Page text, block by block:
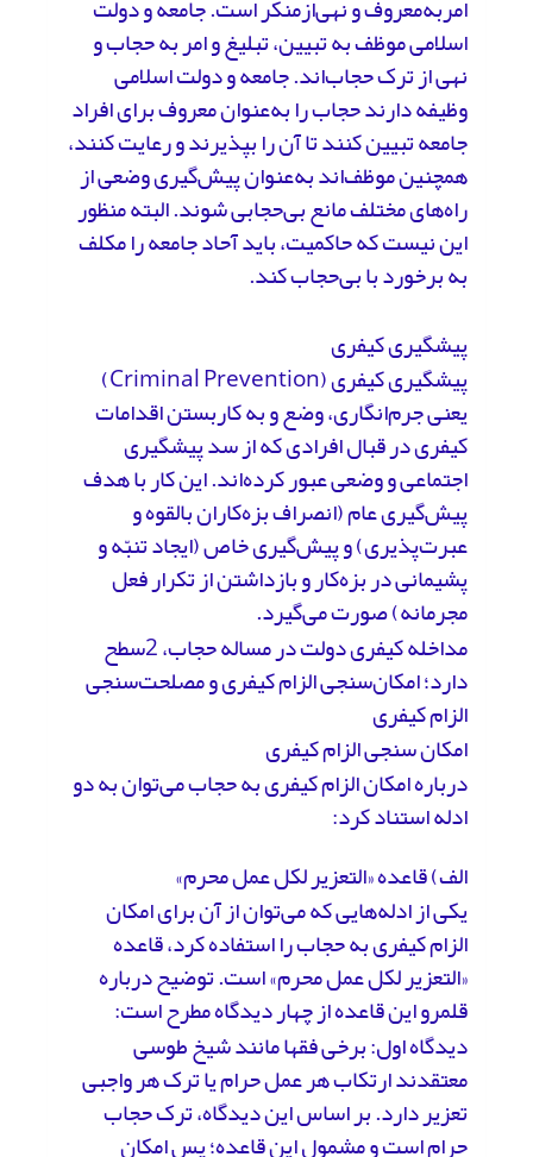
امر‌به‌معروف و نهی‌از‌منکر است. جامعه و دولت
اسلامی موظف به تبیین، تبلیغ و امر به حجاب و
نهی از ترک حجاب‌اند. جامعه و دولت اسلامی
وظیفه دارند حجاب را به‌عنوان معروف برای افراد
جامعه تبیین کنند تا آن را بپذیرند و رعایت کنند،
همچنین موظف‌اند به‌عنوان پیش‌گیری وضعی از
راه‌های مختلف مانع بی‌حجابی شوند. البته منظور
این نیست که حاکمیت، باید آحاد جامعه را مکلف
به برخورد با بی‌حجاب کند.
پیشگیری کیفری
پیشگیری کیفری (Criminal Prevention)
یعنی جرم‌انگاری، وضع و به کاربستن اقدامات
کیفری در قبال افرادی که از سد پیشگیری
اجتماعی و وضعی عبور کرده‌اند. این کار با هدف
پیش‌گیری عام (انصراف بزه‌کاران بالقوه و
عبرت‌پذیری) و پیش‌گیری خاص (ایجاد تنبّه و
پشیمانی در بزه‌کار و بازداشتن از تکرار فعل
مجرمانه) صورت می‌گیرد.
مداخله کیفری دولت در مساله حجاب، 2سطح
دارد؛ امکان‌سنجی الزام کیفری و مصلحت‌سنجی
الزام کیفری
امکان سنجی الزام کیفری
درباره امکان الزام کیفری به حجاب می‌توان به دو
ادله استناد کرد:
الف) قاعده «التعزیر لکل عمل محرم»
یکی از ادله‌هایی که می‌توان از آن برای امکان
الزام کیفری به حجاب را استفاده کرد، قاعده
«التعزیر لکل عمل محرم» است. توضیح درباره
قلمرو این قاعده از چهار دیدگاه مطرح است:
دیدگاه اول: برخی فقها مانند شیخ طوسی
معتقدند ارتکاب هر عمل حرام یا ترک هر واجبی
تعزیر دارد. بر اساس این دیدگاه، ترک حجاب
حرام است و مشمول این قاعده؛ پس امکان